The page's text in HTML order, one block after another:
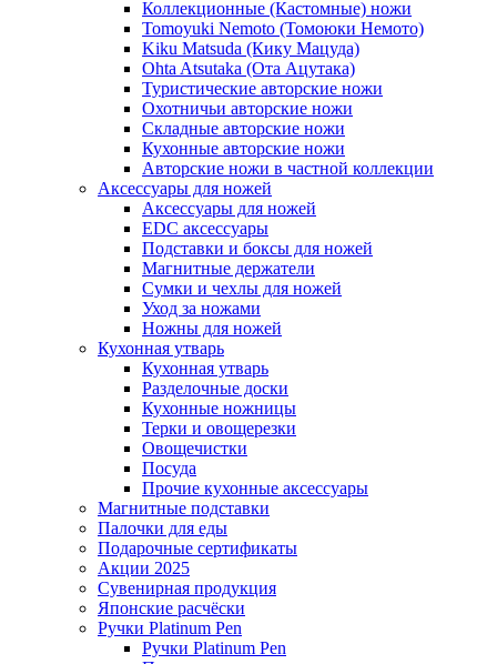
Коллекционные (Кастомные) ножи
Tomoyuki Nemoto (Томоюки Немото)
Kiku Matsuda (Кику Мацуда)
Ohta Atsutaka (Ота Ацутака)
Туристические авторские ножи
Охотничьи авторские ножи
Складные авторские ножи
Кухонные авторские ножи
Авторские ножи в частной коллекции
Аксессуары для ножей
Аксессуары для ножей
EDC аксессуары
Подставки и боксы для ножей
Магнитные держатели
Сумки и чехлы для ножей
Уход за ножами
Ножны для ножей
Кухонная утварь
Кухонная утварь
Разделочные доски
Кухонные ножницы
Терки и овощерезки
Овощечистки
Посуда
Прочие кухонные аксессуары
Магнитные подставки
Палочки для еды
Подарочные сертификаты
Акции 2025
Сувенирная продукция
Японские расчёски
Ручки Platinum Pen
Ручки Platinum Pen